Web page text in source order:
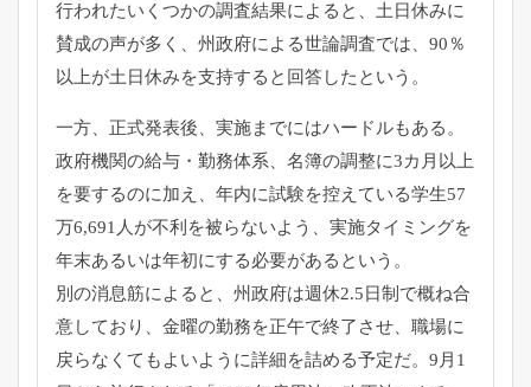
行われたいくつかの調査結果によると、 土日休みに
賛成の声が多く、州政府による世論調査では、90％
以上が土日休みを支持すると回答したという。
一方、正式発表後、実施までにはハードルもある。
政府機関の給与・勤務体系、 名簿の調整に3カ月以上
を要するのに加え、 年内に試験を控えている学生57
万6,691人が不利を被らないよう、 実施タイミングを
年末あるいは年初にする必要があるという。
別の消息筋によると、州政府は週休2.5日制で概ね合
意しており、金曜の勤務を正午で終了させ、 職場に
戻らなくてもよいように詳細を詰める予定だ。 9月1